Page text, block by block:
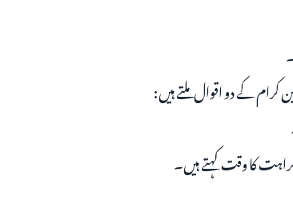
کے دو اقوال ملتے ہیں:
کا وقت کہتے ہیں۔